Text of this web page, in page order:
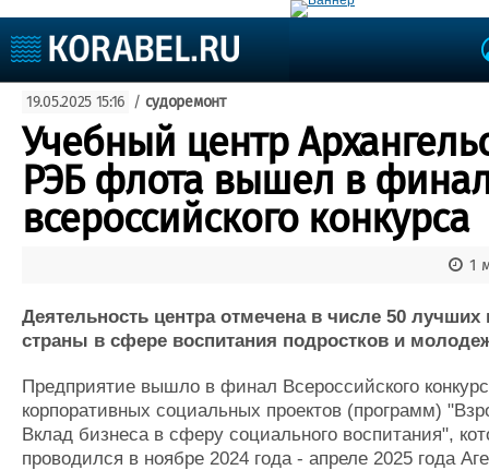
Судоходство
Судоремонт
События
Пресс-релизы
Порты
Рыболовство
ВМФ
Образование
Судостроение
Пульс
Новости
Компании
Репутация
Работа
Торговая площадка
Доска объявлений
Продажа флота
Оборудование
Изделия
Материалы
Словарь
19.05.2025 15:16 / судоремонт
Учебный центр
РЭБ флота вышел в
всероссийского конкурса
1
Деятельность центра отмечена в числе 50 лучших
страны в сфере воспитания подростков и
Предприятие вышло в финал Всероссийского
корпоративных социальных проектов (программ)
Вклад бизнеса в сферу социального воспитания",
проводился в ноябре 2024 года - апреле 2025 года